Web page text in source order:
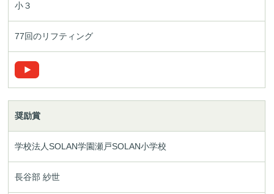
小３
77回のリフティング
奨励賞
学校法人SOLAN学園瀬戸SOLAN小学校
長谷部 紗世